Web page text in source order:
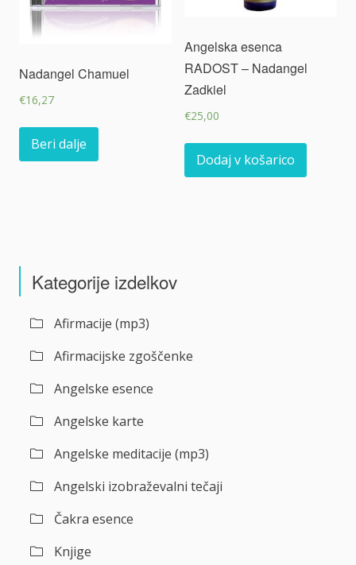
Nadangel Chamuel
€16,27
Beri dalje
Angelska esenca
RADOST – Nadangel
Zadkiel
€25,00
Dodaj v košarico
Kategorije izdelkov
Afirmacije (mp3)
Afirmacijske zgoščenke
Angelske esence
Angelske karte
Angelske meditacije (mp3)
Angelski izobraževalni tečaji
Čakra esence
Knjige